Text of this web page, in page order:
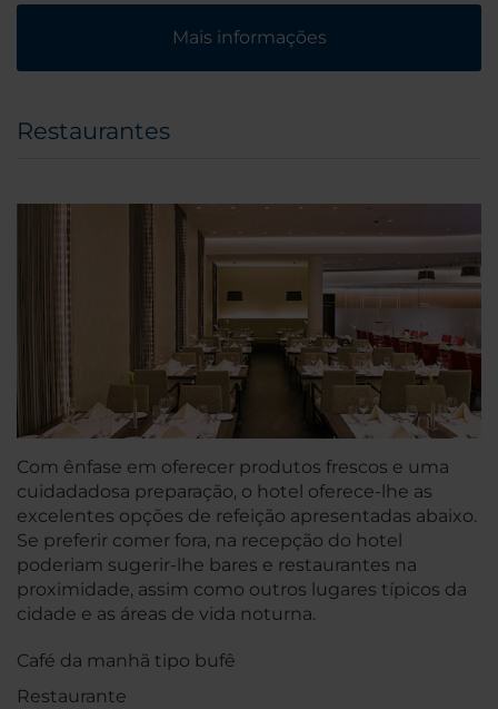
Mais informações
Restaurantes
Com ênfase em oferecer produtos frescos e uma
cuidadadosa preparação, o hotel oferece-lhe as
excelentes opções de refeição apresentadas abaixo.
Se preferir comer fora, na recepção do hotel
poderiam sugerir-lhe bares e restaurantes na
proximidade, assim como outros lugares típicos da
cidade e as áreas de vida noturna.
Café da manhã tipo bufê
Restaurante